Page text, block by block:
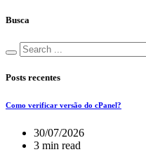
Busca
Posts recentes
Como verificar versão do cPanel?
30/07/2026
3 min read